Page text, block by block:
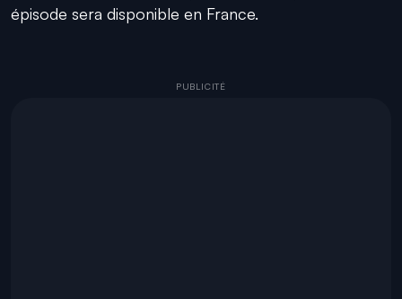
épisode sera disponible en France.